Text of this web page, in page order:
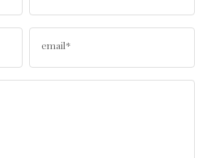
email*